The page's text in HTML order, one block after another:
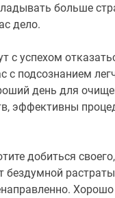
больше
дело.
успехом
с подсознанием
день для
эффективны
добиться
бездумной